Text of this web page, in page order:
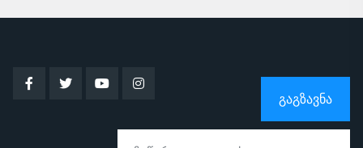
ᲒᲐᲒᲖᲐᲕᲜᲐ